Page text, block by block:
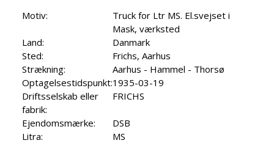
Motiv:
Truck for Ltr MS. El.svejset i
Mask, værksted
Land:
Danmark
Sted:
Frichs, Aarhus
Strækning:
Aarhus - Hammel - Thorsø
Optagelsestidspunkt:1935-03-19
Driftsselskab eller
fabrik:
FRICHS
Ejendomsmærke:
DSB
Litra:
MS